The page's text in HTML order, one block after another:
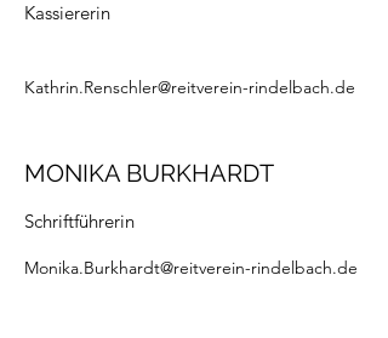
Kassiererin
Kathrin.Renschler@reitverein-rindelbach.de
MONIKA BURKHARDT
Schriftführerin
Monika.Burkhardt@reitverein-rindelbach.de